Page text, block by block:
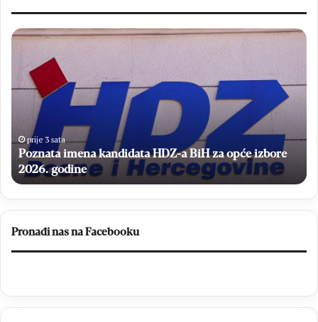
Poznata
kandidata
HDZ-
a
BiH
opće
izbore
2026.
godine
prije 3 sata
Poznata imena kandidata HDZ-a BiH za opće izbore
2026. godine
Pronađi nas na Facebooku